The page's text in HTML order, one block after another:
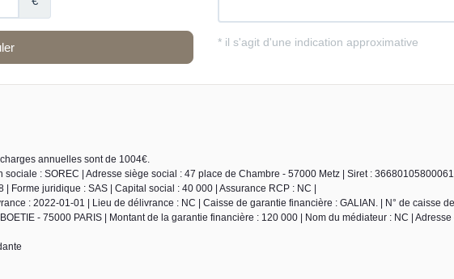
annuelles sont de 1004€.
: SOREC | Adresse siège social : 47 place de Chambre - 57000 Metz | Siret :
Forme juridique : SAS | Capital social : 40 000 | Assurance RCP : NC |
: 2022-01-01 | Lieu de délivrance : NC | Caisse de garantie financière : GALIAN. | N° de caisse
- 75000 PARIS | Montant de la garantie financière : 120 000 | Nom du médiateur : NC |